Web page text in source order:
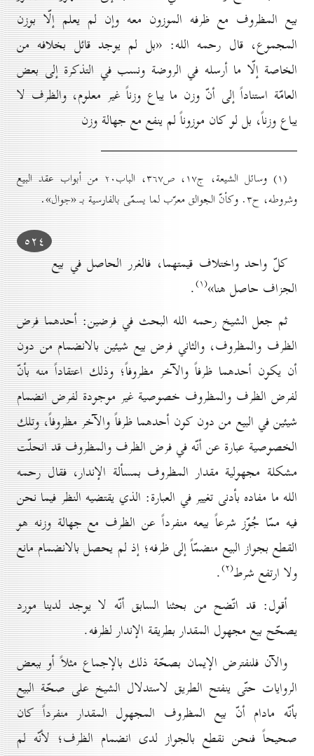
بيع المظروف مع ظرفه الموزون معه وإن لم يعلم إلّا بوزن
المجموع، قال رحمه الله: «بل لم يوجد قائل بخلافه من
الخاصة إلّا ما أرسله في الروضة ونسب في التذكرة إلى بعض
العامّة استناداً إلى أنّ وزن ما يباع وزناً غير معلوم، والظرف لا
يباع وزناً، بل لو كان موزوناً لم ينفع مع جهالة وزن
(۱) وسائل الشيعة، ج۱۷، ص۳٦۷، الباب۲٠ من أبواب عقد البيع
وشروطه، ح۳. وكأنّ الجوالق معرّب لما يسمّى بالفارسية بـ «جوال».
٥۲٤
كلّ واحد واختلاف قيمتهما، فالغرر الحاصل في بيع
الجزاف حاصل هنا»(۱) .
ثم جعل الشيخ رحمه الله البحث في فرضين: أحدهما فرض
الظرف والمظروف، والثاني فرض بيع شيئين بالانضمام من دون
أن يكون أحدهما ظرفاً والآخر مظروفاً؛ وذلك اعتقاداً منه بأنّ
لفرض الظرف والمظروف خصوصية غير موجودة لفرض انضمام
شيئين في البيع من دون كون أحدهما ظرفاً والآخر مظروفاً، وتلك
الخصوصية عبارة عن أنّه في فرض الظرف والمظروف قد انحلّت
مشكلة مجهولية مقدار المظروف بمسألة الإندار، فقال رحمه
الله ما مفاده بأدنى تغيير في العبارة: الذي يقتضيه النظر فيما نحن
فيه ممّا جُوّز شرعاً بيعه منفرداً عن الظرف مع جهالة وزنه هو
القطع بجواز البيع منضمّاً إلى ظرفه؛ إذ لم يحصل بالانضمام مانع
ولا ارتفع شرط(۲) .
أقول: قد اتّضح من بحثنا السابق أنّه لا يوجد لدينا مورد
يصحّح بيع مجهول المقدار بطريقة الإندار لظرفه.
والآن فلنفترض الإيمان بصحّة ذلك بالإجماع مثلاً أو ببعض
الروايات حتّى ينفتح الطريق لاستدلال الشيخ على صحّة البيع
بأنّه مادام أنّ بيع المظروف المجهول المقدار منفرداً كان
صحيحاً فنحن نقطع بالجواز لدى انضمام الظرف؛ لأنّه لم